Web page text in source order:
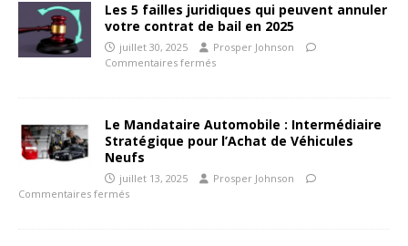
Les 5 failles juridiques qui peuvent annuler
votre contrat de bail en 2025
juillet 30, 2025
Prosper Johnson
Commentaires fermés
Le Mandataire Automobile : Intermédiaire
Stratégique pour l’Achat de Véhicules
Neufs
juillet 13, 2025
Prosper Johnson
Commentaires fermés